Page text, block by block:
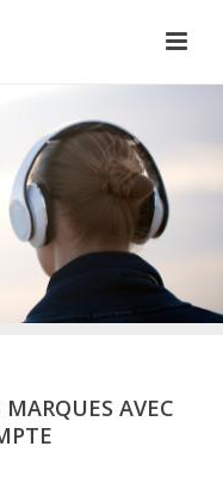
AVEC